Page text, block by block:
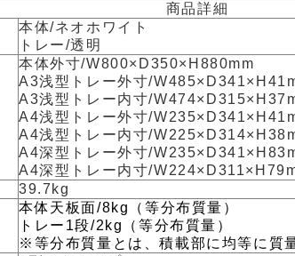
商品詳細
本体/ネオホワイト
トレー/透明
本体外寸/W800×D350×H880mm
A3浅型トレー外寸/
A3浅型トレー内寸/
A4浅型トレー外寸/
A4浅型トレー内寸/
A4深型トレー外寸/
A4深型トレー内寸/
39.7kg
本体天板面/8kg（等分布質量）
トレー1段/2kg（等分布質量）
※等分布質量とは、積載部に均等に質